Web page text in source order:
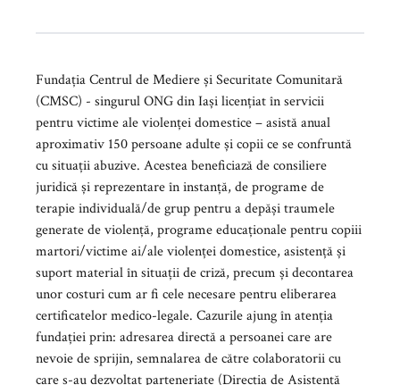
Fundația Centrul de Mediere și Securitate Comunitară
(CMSC) - singurul ONG din Iași licențiat în servicii
pentru victime ale violenței domestice – asistă anual
aproximativ 150 persoane adulte și copii ce se confruntă
cu situații abuzive. Acestea beneficiază de consiliere
juridică și reprezentare în instanță, de programe de
terapie individuală/de grup pentru a depăși traumele
generate de violență, programe educaționale pentru copiii
martori/victime ai/ale violenței domestice, asistență și
suport material în situații de criză, precum și decontarea
unor costuri cum ar fi cele necesare pentru eliberarea
certificatelor medico-legale. Cazurile ajung în atenția
fundației prin: adresarea directă a persoanei care are
nevoie de sprijin, semnalarea de către colaboratorii cu
care s-au dezvoltat parteneriate (Direcția de Asistență